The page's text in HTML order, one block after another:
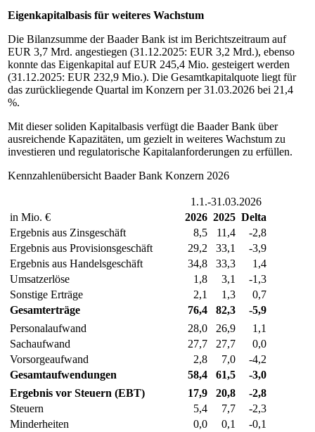
Eigenkapitalbasis für weiteres Wachstum
Die Bilanzsumme der Baader Bank ist im Berichtszeitraum auf
EUR 3,7 Mrd. angestiegen (31.12.2025: EUR 3,2 Mrd.), ebenso
konnte das Eigenkapital auf EUR 245,4 Mio. gesteigert werden
(31.12.2025: EUR 232,9 Mio.). Die Gesamtkapitalquote liegt für
das zurückliegende Quartal im Konzern per 31.03.2026 bei 21,4
%.
Mit dieser soliden Kapitalbasis verfügt die Baader Bank über
ausreichende Kapazitäten, um gezielt in weiteres Wachstum zu
investieren und regulatorische Kapitalanforderungen zu erfüllen.
Kennzahlenübersicht Baader Bank Konzern 2026
1.1.-31.03.2026
in Mio. €
2026 2025 Delta
Ergebnis aus Zinsgeschäft
8,5 11,4
-2,8
Ergebnis aus Provisionsgeschäft
29,2 33,1
-3,9
Ergebnis aus Handelsgeschäft
34,8 33,3
1,4
Umsatzerlöse
1,8 3,1
-1,3
Sonstige Erträge
2,1 1,3
0,7
Gesamterträge
76,4 82,3
-5,9
Personalaufwand
28,0 26,9
1,1
Sachaufwand
27,7 27,7
0,0
Vorsorgeaufwand
2,8 7,0
-4,2
Gesamtaufwendungen
58,4 61,5
-3,0
Ergebnis vor Steuern (EBT)
17,9 20,8
-2,8
Steuern
5,4 7,7
-2,3
Minderheiten
0,0 0,1
-0,1